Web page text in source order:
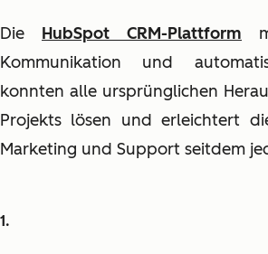
Die HubSpot CRM-Plattform
Kommunikation und
konnten alle ursprünglichen
Projekts lösen und erleichtert
Marketing und Support seitdem